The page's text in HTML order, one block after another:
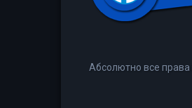
Абсолютно все